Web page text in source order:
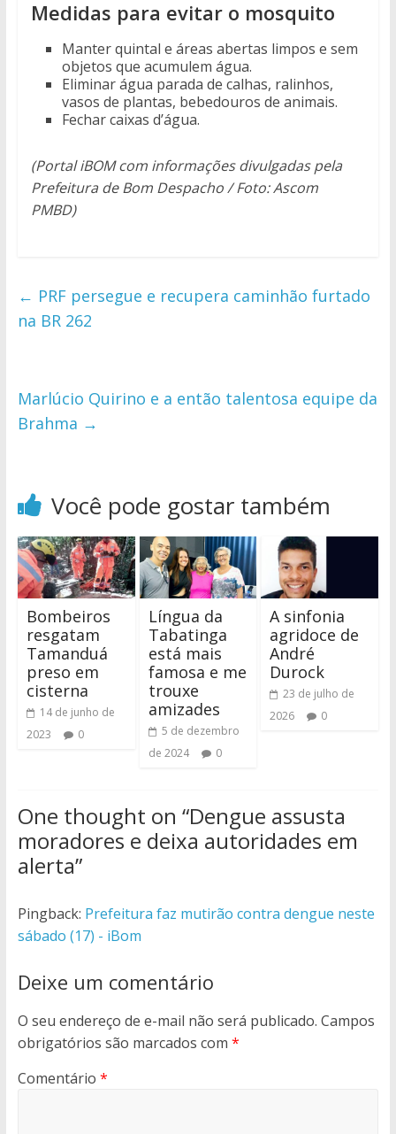
Medidas para evitar o mosquito
Manter quintal e áreas abertas limpos e sem
objetos que acumulem água.
Eliminar água parada de calhas, ralinhos,
vasos de plantas, bebedouros de animais.
Fechar caixas d’água.
(Portal iBOM com informações divulgadas pela
Prefeitura de Bom Despacho / Foto: Ascom
PMBD)
← PRF persegue e recupera caminhão furtado
na BR 262
Marlúcio Quirino e a então talentosa equipe da
Brahma →
Você pode gostar também
Bombeiros
resgatam
Tamanduá
preso em
cisterna
14 de junho de
2023
0
Língua da
Tabatinga
está mais
famosa e me
trouxe
amizades
5 de dezembro
de 2024
0
A sinfonia
agridoce de
André
Durock
23 de julho de
2026
0
One thought on “Dengue assusta
moradores e deixa autoridades em
alerta”
Pingback: Prefeitura faz mutirão contra dengue neste
sábado (17) - iBom
Deixe um comentário
O seu endereço de e-mail não será publicado. Campos
obrigatórios são marcados com *
Comentário *